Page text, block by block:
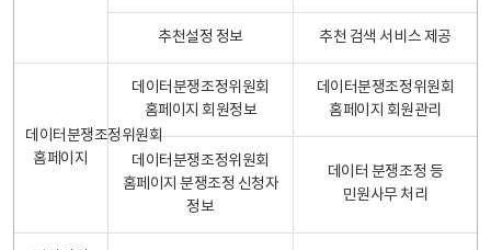
추천설정 정보 추천 검색 서비스 제공
데이터분쟁조정위원회
홈페이지
데이터분쟁조정위원회
홈페이지 회원정보
데이터분쟁조정위원회
홈페이지 회원관리
데이터분쟁조정위원회
홈페이지 분쟁조정 신청자
정보
데이터 분쟁조정 등
민원사무 처리